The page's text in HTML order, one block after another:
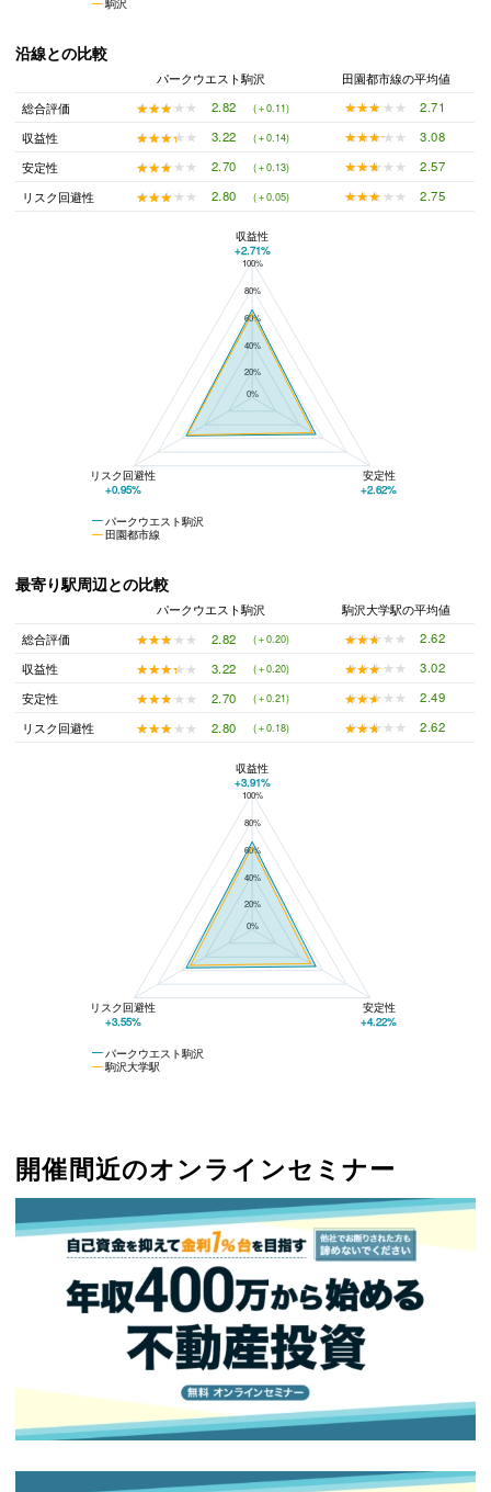
駒沢
沿線との比較
パークウエスト駒沢
田園都市線の平均値
総合評価
★★★★★
★★★★★ 2.82 (＋0.11) ★★★★★
★★★★★
2.71
収益性
★★★★★
★★★★★ 3.22 (＋0.14) ★★★★★
★★★★★
3.08
安定性
★★★★★
★★★★★ 2.70 (＋0.13) ★★★★★
★★★★★
2.57
リスク回避性
★★★★★
★★★★★ 2.80 (＋0.05) ★★★★★
★★★★★ 2.75
パークウエスト駒沢と田園都市線の平均値の総合評価の比較
100%
80%
60%
40%
20%
0%
パークウエスト駒沢
田園都市線
収益性
+2.71%
リスク回避性
+0.95%
安定性
+2.62%
最寄り駅周辺との比較
パークウエスト駒沢
駒沢大学駅の平均値
総合評価
★★★★★
★★★★★ 2.82 (＋0.20) ★★★★★
★★★★★
2.62
収益性
★★★★★
★★★★★ 3.22 (＋0.20) ★★★★★
★★★★★
3.02
安定性
★★★★★
★★★★★ 2.70 (＋0.21) ★★★★★
★★★★★
2.49
リスク回避性
★★★★★
★★★★★ 2.80 (＋0.18) ★★★★★
★★★★★ 2.62
パークウエスト駒沢と駒沢大学駅の平均値の総合評価の比較
100%
80%
60%
40%
20%
0%
パークウエスト駒沢
駒沢大学駅
収益性
+3.91%
リスク回避性
+3.55%
安定性
+4.22%
開催間近のオンラインセミナー